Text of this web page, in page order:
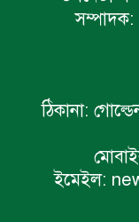
সম্পাদক:
ঠিকানা:
ইমেইল: